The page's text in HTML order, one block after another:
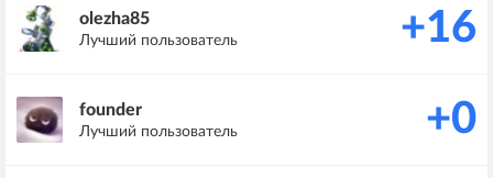
olezha85
Лучший пользователь +16
founder
Лучший пользователь +0